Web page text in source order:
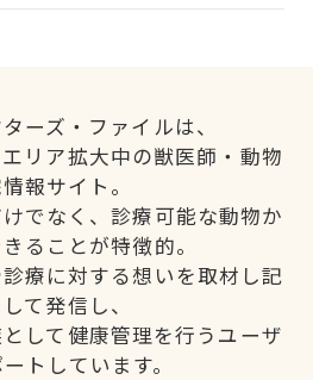
ーズ・ファイルは、
リア拡大中の獣医師・動物
報サイト。
でなく、診療可能な動物か
ることが特徴的。
療に対する想いを取材し記
て発信し、
して健康管理を行うユーザ
トしています。